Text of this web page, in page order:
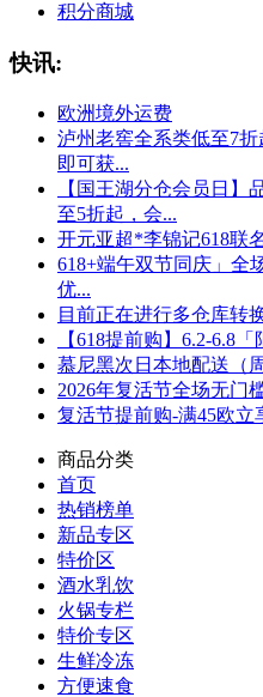
积分商城
快讯:
欧洲境外运费
泸州老窖全系类低至7
即可获...
【国王湖分仓会员日】
至5折起，会...
开元亚超*李锦记618联
618+端午双节同庆」全
优...
目前正在进行多仓库转
【618提前购】6.2-6.8
慕尼黑次日本地配送（
2026年复活节全场无门
复活节提前购-满45欧立
商品分类
首页
热销榜单
新品专区
特价区
酒水乳饮
火锅专栏
特价专区
生鲜冷冻
方便速食